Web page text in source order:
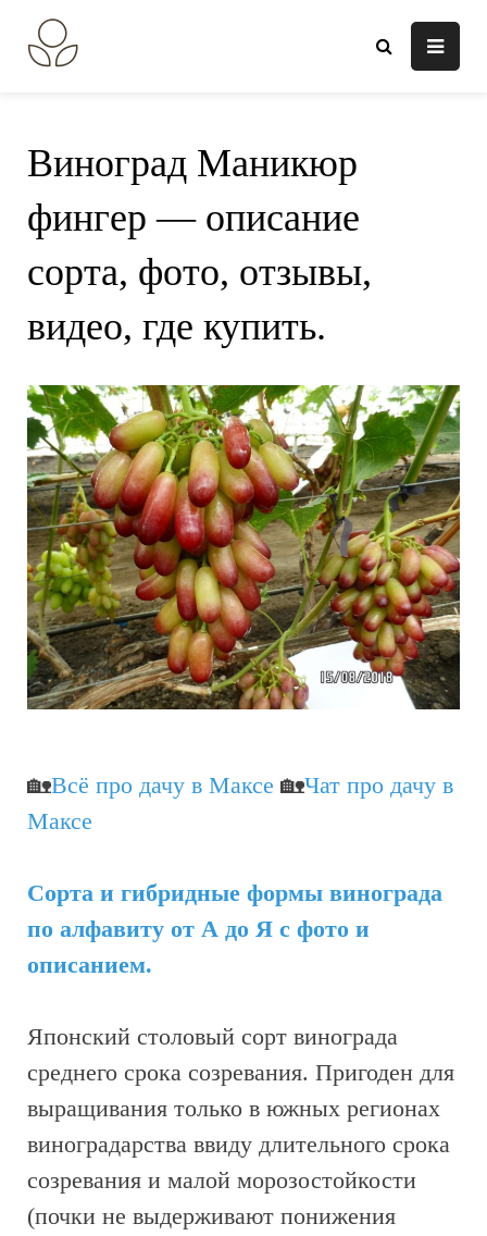
содержанию
Виноград Маникюр
фингер — описание
сорта, фото, отзывы,
видео, где купить.
🏡Всё про дачу в Максе 🏡Чат про дачу в
Максе
Сорта и гибридные формы винограда
по алфавиту от А до Я с фото и
описанием.
Японский столовый сорт винограда
среднего срока созревания. Пригоден для
выращивания только в южных регионах
виноградарства ввиду длительного срока
созревания и малой морозостойкости
(почки не выдерживают понижения